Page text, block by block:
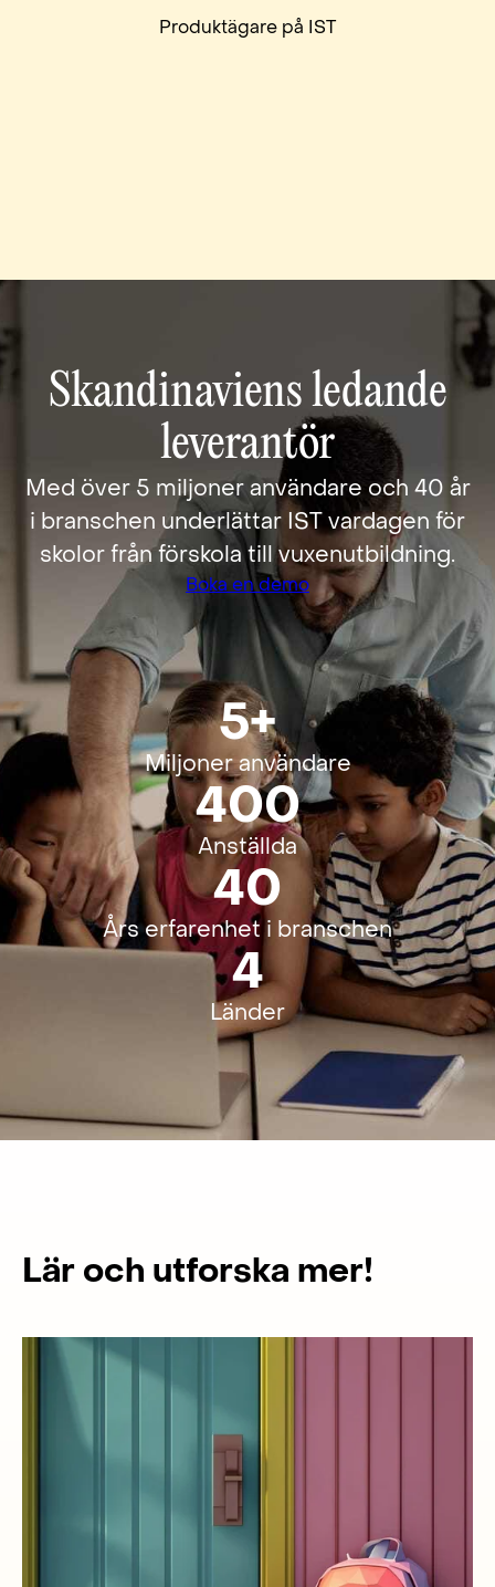
Produktägare på IST
Skandinaviens ledande
leverantör
Med över 5 miljoner användare och 40 år
i branschen underlättar IST vardagen för
skolor från förskola till vuxenutbildning.
Boka en demo
5+
Miljoner användare
400
Anställda
40
Års erfarenhet i branschen
4
Länder
Lär och utforska mer!